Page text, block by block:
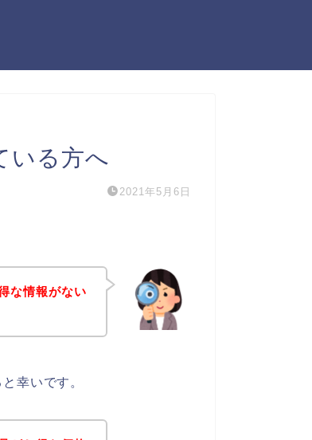
いる方へ
2021年5月6日
な情報がない
幸いです。